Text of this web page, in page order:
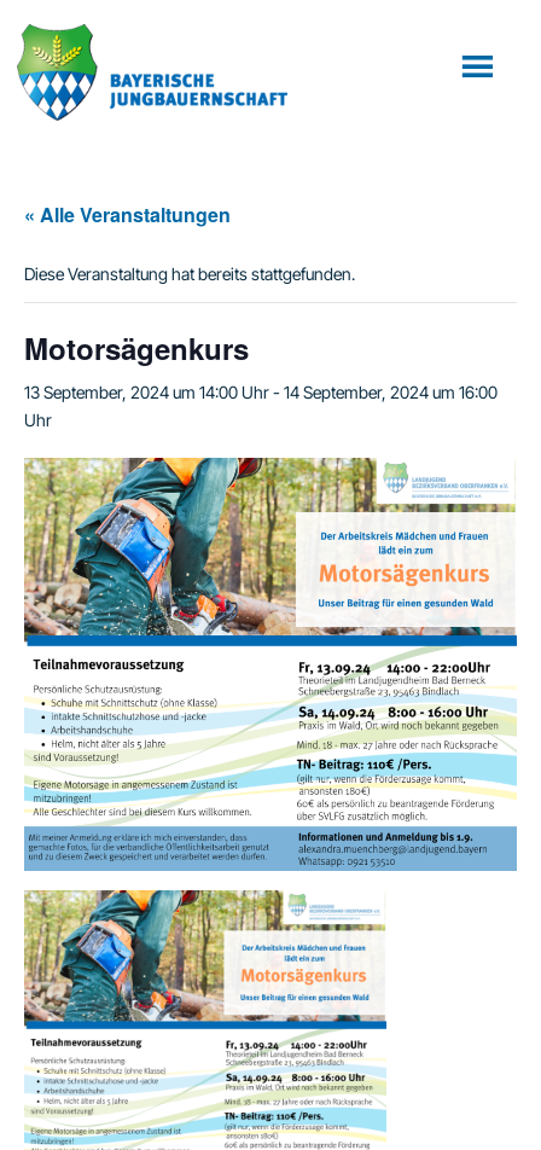
Inhalt
springen
Fußzeile
springen
« Alle Veranstaltungen
Diese Veranstaltung hat bereits stattgefunden.
Motorsägenkurs
13 September, 2024 um 14:00 Uhr-14 September, 2024 um 16:00
Uhr